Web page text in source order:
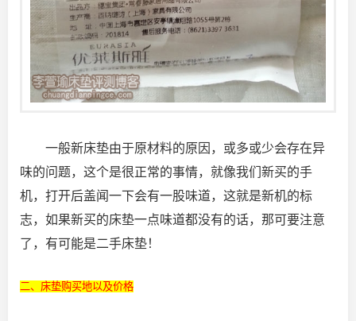
一般新床垫由于原材料的原因，或多或少会存在异
味的问题，这个是很正常的事情，就像我们新买的手
机，打开后盖闻一下会有一股味道，这就是新机的标
志，如果新买的床垫一点味道都没有的话，那可要注意
了，有可能是二手床垫！
二、床垫购买地以及价格